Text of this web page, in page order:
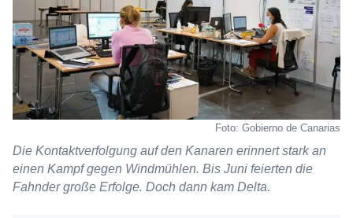
Foto: Gobierno de Canarias
Die Kontaktverfolgung auf den Kanaren erinnert stark an
einen Kampf gegen Windmühlen. Bis Juni feierten die
Fahnder große Erfolge. Doch dann kam Delta.